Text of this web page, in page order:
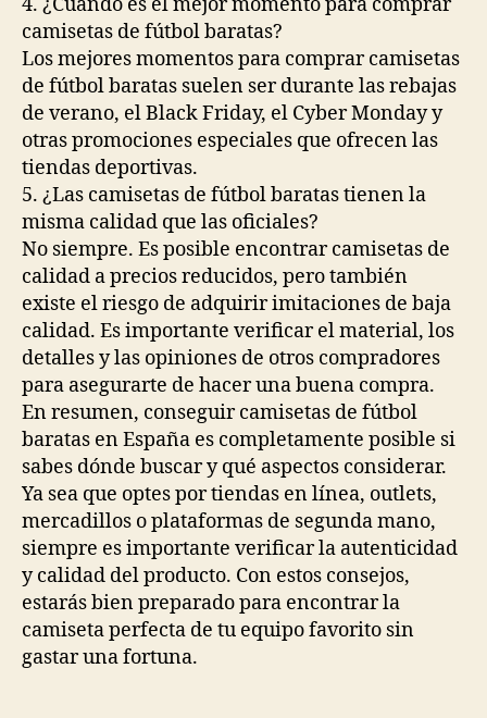
camisetas de fútbol baratas?
Los mejores momentos para comprar camisetas
de fútbol baratas suelen ser durante las rebajas
de verano, el Black Friday, el Cyber Monday y
otras promociones especiales que ofrecen las
tiendas deportivas.
5. ¿Las camisetas de fútbol baratas tienen la
misma calidad que las oficiales?
No siempre. Es posible encontrar camisetas de
calidad a precios reducidos, pero también
existe el riesgo de adquirir imitaciones de baja
calidad. Es importante verificar el material, los
detalles y las opiniones de otros compradores
para asegurarte de hacer una buena compra.
En resumen, conseguir camisetas de fútbol
baratas en España es completamente posible si
sabes dónde buscar y qué aspectos considerar.
Ya sea que optes por tiendas en línea, outlets,
mercadillos o plataformas de segunda mano,
siempre es importante verificar la autenticidad
y calidad del producto. Con estos consejos,
estarás bien preparado para encontrar la
camiseta perfecta de tu equipo favorito sin
gastar una fortuna.